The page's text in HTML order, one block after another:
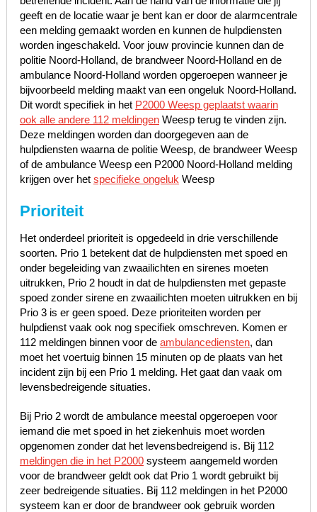
geeft en de locatie waar je bent kan er door de alarmcentrale
een melding gemaakt worden en kunnen de hulpdiensten
worden ingeschakeld. Voor jouw provincie kunnen dan de
politie Noord-Holland, de brandweer Noord-Holland en de
ambulance Noord-Holland worden opgeroepen wanneer je
bijvoorbeeld melding maakt van een ongeluk Noord-Holland.
Dit wordt specifiek in het P2000 Weesp geplaatst waarin
ook alle andere 112 meldingenWeesp terug te vinden zijn.
Deze meldingen worden dan doorgegeven aan de
hulpdiensten waarna de politie Weesp, de brandweer Weesp
of de ambulance Weesp een P2000 Noord-Holland melding
krijgen over het specifieke ongeluk Weesp
Prioriteit
Het onderdeel prioriteit is opgedeeld in drie verschillende
soorten. Prio 1 betekent dat de hulpdiensten met spoed en
onder begeleiding van zwaailichten en sirenes moeten
uitrukken, Prio 2 houdt in dat de hulpdiensten met gepaste
spoed zonder sirene en zwaailichten moeten uitrukken en bij
Prio 3 is er geen spoed. Deze prioriteiten worden per
hulpdienst vaak ook nog specifiek omschreven. Komen er
112 meldingen binnen voor de ambulancediensten, dan
moet het voertuig binnen 15 minuten op de plaats van het
incident zijn bij een Prio 1 melding. Het gaat dan vaak om
levensbedreigende situaties.
Bij Prio 2 wordt de ambulance meestal opgeroepen voor
iemand die met spoed in het ziekenhuis moet worden
opgenomen zonder dat het levensbedreigend is. Bij 112
meldingen die in het P2000systeem aangemeld worden
voor de brandweer geldt ook dat Prio 1 wordt gebruikt bij
zeer bedreigende situaties. Bij 112 meldingen in het P2000
systeem kan er door de brandweer ook gebruik worden